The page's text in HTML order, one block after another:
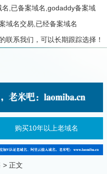
,已备案域名,godaddy备案域
域名交易,已经备案域名
联系我们，可以长期跟踪选择！
购买10年以上老域名
> 正文